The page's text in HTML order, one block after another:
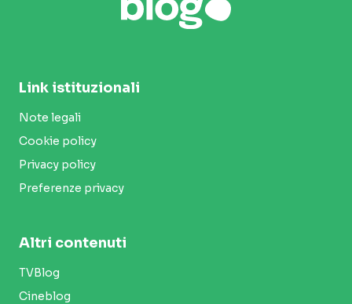
Link istituzionali
Note legali
Cookie policy
Privacy policy
Preferenze privacy
Altri contenuti
TVBlog
Cineblog